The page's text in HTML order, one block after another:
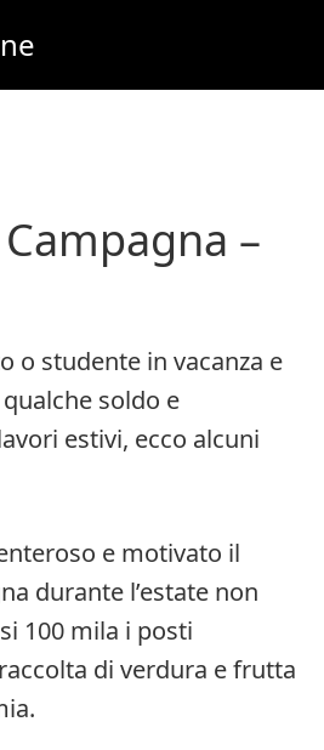
–
o studente in vacanza e
soldo e
estivi, ecco alcuni
e motivato il
durante l’estate non
100 mila i posti
di verdura e frutta